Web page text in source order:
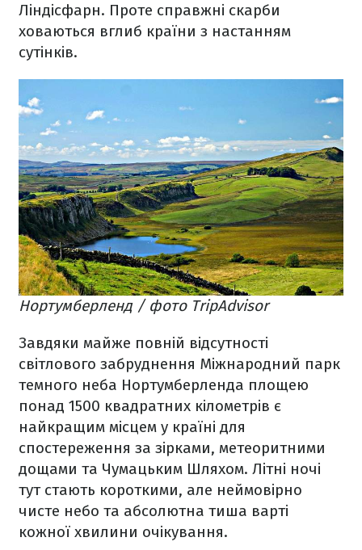
Ліндісфарн. Проте справжні скарби
ховаються вглиб країни з настанням
сутінків.
Нортумберленд / фото TripAdvisor
Завдяки майже повній відсутності
світлового забруднення Міжнародний парк
темного неба Нортумберленда площею
понад 1500 квадратних кілометрів є
найкращим місцем у країні для
спостереження за зірками, метеоритними
дощами та Чумацьким Шляхом. Літні ночі
тут стають короткими, але неймовірно
чисте небо та абсолютна тиша варті
кожної хвилини очікування.